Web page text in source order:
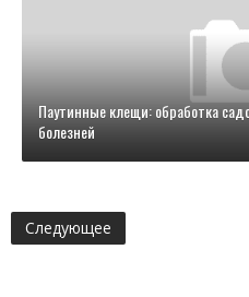
Паутинные клещи: обработка
болезней
Следующее